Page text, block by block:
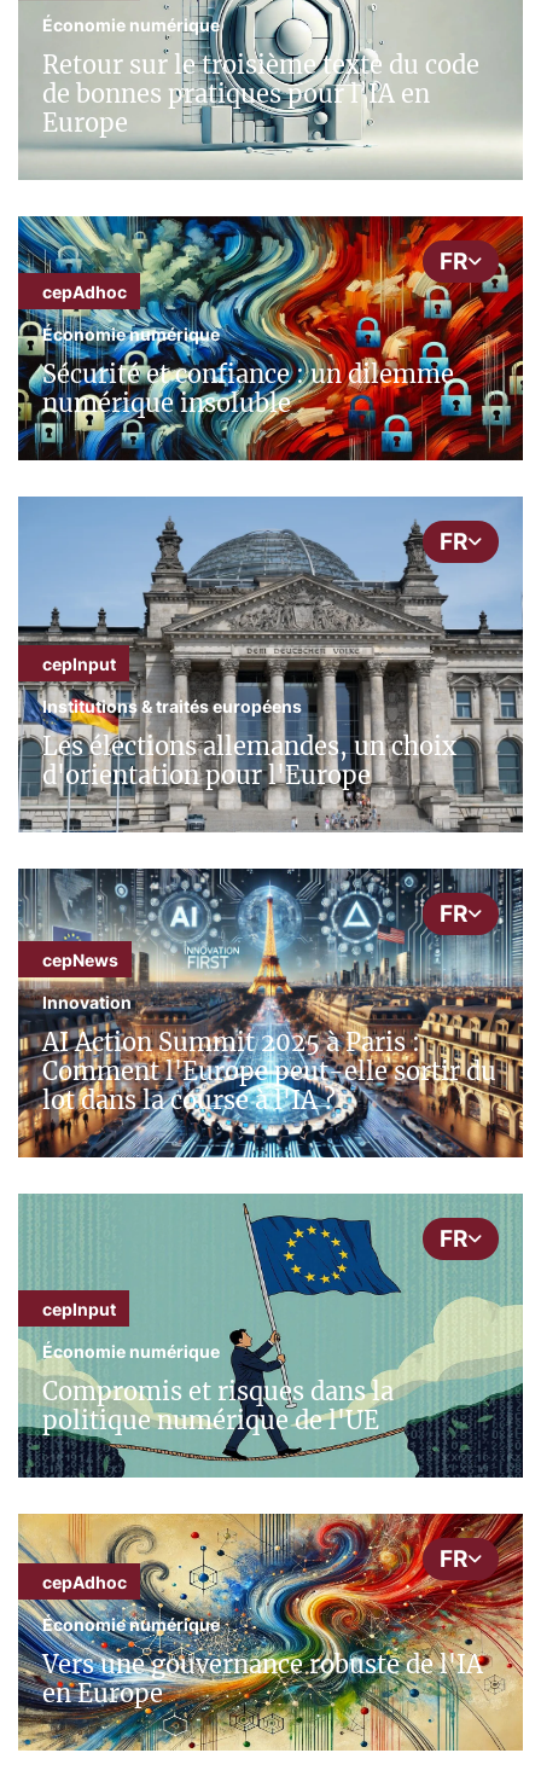
Économie numérique
Retour sur le troisième texte du code
de bonnes pratiques pour l’IA en
Europe
FR
cepAdhoc
Économie numérique
Sécurité et confiance : un dilemme
numérique insoluble
FR
cepInput
Institutions & traités européens
Les élections allemandes, un choix
d'orientation pour l'Europe
FR
cepNews
Innovation
AI Action Summit 2025 à Paris :
Comment l'Europe peut-elle sortir du
lot dans la course à l'IA ?
FR
cepInput
Économie numérique
Compromis et risques dans la
politique numérique de l'UE
FR
cepAdhoc
Économie numérique
Vers une gouvernance robuste de l'IA
en Europe